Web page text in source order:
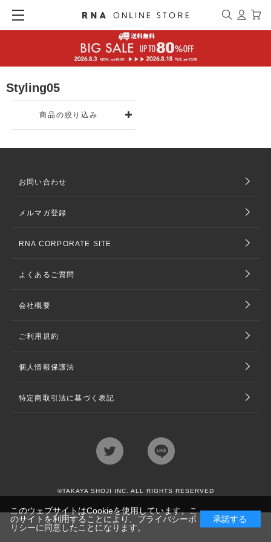
Styling05
商品の絞り込み
お問い合わせ
メルマガ登録
RNA CORPORATE SITE
よくあるご質問
会社概要
ご利用規約
個人情報保護法
特定商取引法に基づく表記
©TAKAYA SHOJI INC. ALL RIGHTS RESERVED
このウェブサイトはCookieを使用しています。こ
のサイトを利用することにより、 プライバシーポ
リシーに同意したことになります。
承諾する